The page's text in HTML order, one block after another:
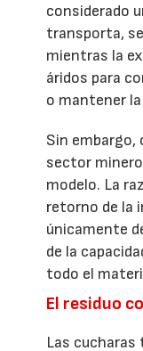
considerado
transporta,
mientras la
áridos para
o mantener
Sin embargo,
sector
modelo. La
retorno de la
únicamente
de la
todo el
El residuo
Las